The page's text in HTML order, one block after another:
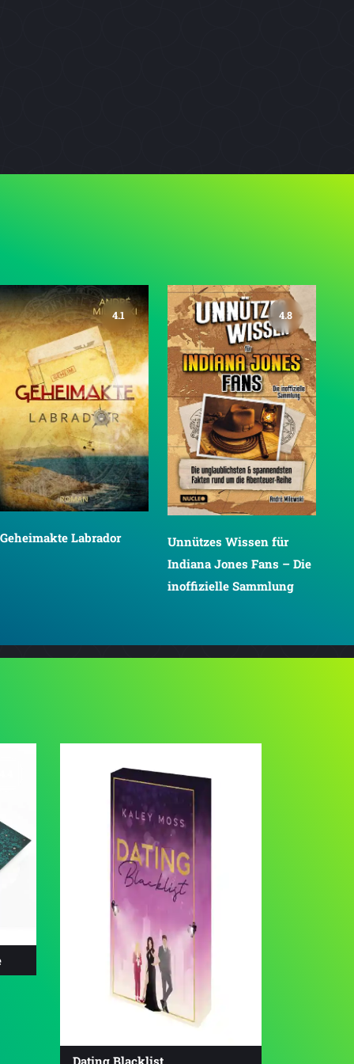
4.1
Geheimakte Labrador
4.8
Unnützes Wissen für
Indiana Jones Fans – Die
inoffizielle Sammlung
Dating Blacklist